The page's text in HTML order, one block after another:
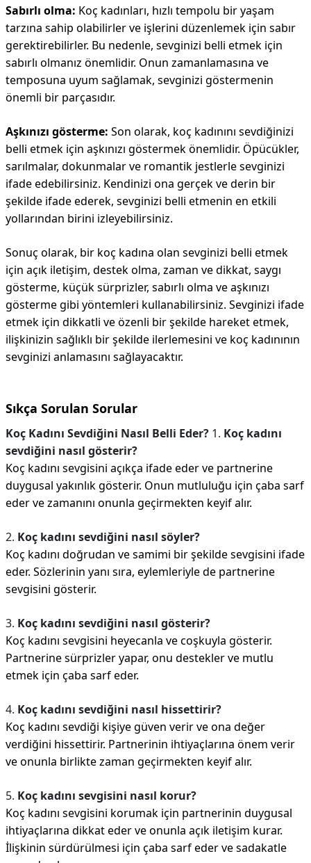
Sabırlı olma: Koç kadınları, hızlı tempolu bir yaşam
tarzına sahip olabilirler ve işlerini düzenlemek için sabır
gerektirebilirler. Bu nedenle, sevginizi belli etmek için
sabırlı olmanız önemlidir. Onun zamanlamasına ve
temposuna uyum sağlamak, sevginizi göstermenin
önemli bir parçasıdır.
Aşkınızı gösterme: Son olarak, koç kadınını sevdiğinizi
belli etmek için aşkınızı göstermek önemlidir. Öpücükler,
sarılmalar, dokunmalar ve romantik jestlerle sevginizi
ifade edebilirsiniz. Kendinizi ona gerçek ve derin bir
şekilde ifade ederek, sevginizi belli etmenin en etkili
yollarından birini izleyebilirsiniz.
Sonuç olarak, bir koç kadına olan sevginizi belli etmek
için açık iletişim, destek olma, zaman ve dikkat, saygı
gösterme, küçük sürprizler, sabırlı olma ve aşkınızı
gösterme gibi yöntemleri kullanabilirsiniz. Sevginizi ifade
etmek için dikkatli ve özenli bir şekilde hareket etmek,
ilişkinizin sağlıklı bir şekilde ilerlemesini ve koç kadınının
sevginizi anlamasını sağlayacaktır.
Sıkça Sorulan Sorular
Koç Kadını Sevdiğini Nasıl Belli Eder? 1. Koç kadını
sevdiğini nasıl gösterir?
Koç kadını sevgisini açıkça ifade eder ve partnerine
duygusal yakınlık gösterir. Onun mutluluğu için çaba sarf
eder ve zamanını onunla geçirmekten keyif alır.
2. Koç kadını sevdiğini nasıl söyler?
Koç kadını doğrudan ve samimi bir şekilde sevgisini ifade
eder. Sözlerinin yanı sıra, eylemleriyle de partnerine
sevgisini gösterir.
3. Koç kadını sevdiğini nasıl gösterir?
Koç kadını sevgisini heyecanla ve coşkuyla gösterir.
Partnerine sürprizler yapar, onu destekler ve mutlu
etmek için çaba sarf eder.
4. Koç kadını sevdiğini nasıl hissettirir?
Koç kadını sevdiği kişiye güven verir ve ona değer
verdiğini hissettirir. Partnerinin ihtiyaçlarına önem verir
ve onunla birlikte zaman geçirmekten keyif alır.
5. Koç kadını sevgisini nasıl korur?
Koç kadını sevgisini korumak için partnerinin duygusal
ihtiyaçlarına dikkat eder ve onunla açık iletişim kurar.
İlişkinin sürdürülmesi için çaba sarf eder ve sadakatle